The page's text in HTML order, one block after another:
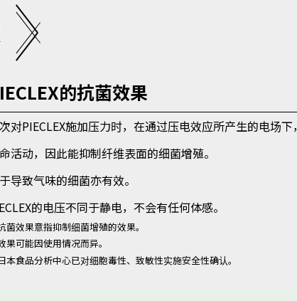
的抗菌效果
对PIECLEX施加压力时，在通过压电效应所产生的电场
活动，因此能抑制纤维表面的细菌增殖。
导致气味的细菌亦有效。
的电压不同于静电，不会有任何体感。
菌效果意指抑制细菌增殖的效果。
果可能因使用情况而异。
本食品分析中心已对细胞毒性、致敏性实施安全性确认。